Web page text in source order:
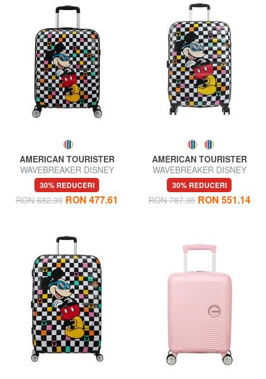
AMERICAN TOURISTER
WAVEBREAKER DISNEY
Cărucior pentru bagaje de
mână
30% REDUCERI
RON 682.30 RON 477.61
AMERICAN TOURISTER
WAVEBREAKER DISNEY
Cărucior mediu
30% REDUCERI
RON 787.35 RON 551.14